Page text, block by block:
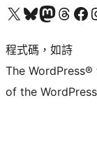
查看我們的 X (之前的 Twitter) 帳號造訪我們的 Bluesky 帳號造訪我們的 Mastodon 帳號造訪我們的 Threads 帳號 造訪我們的 Facebook 粉絲專頁
程式碼，如詩
The
of the